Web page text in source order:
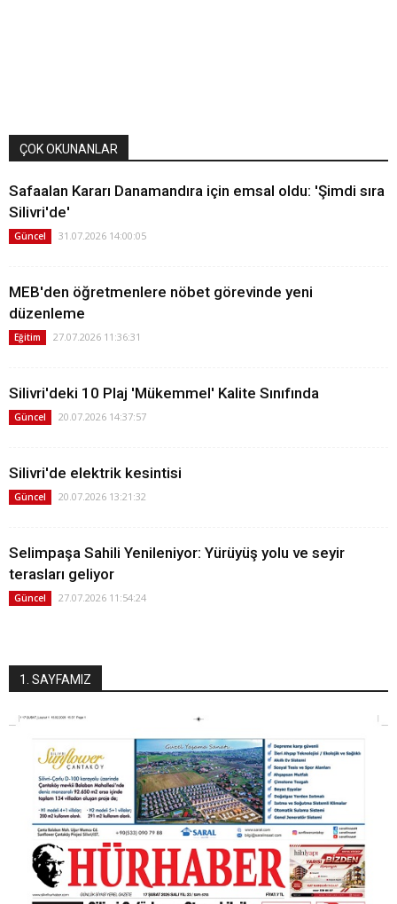
ÇOK OKUNANLAR
Safaalan Kararı Danamandıra için emsal oldu: 'Şimdi sıra
Silivri'de'
Güncel 31.07.2026 14:00:05
MEB'den öğretmenlere nöbet görevinde yeni
düzenleme
Eğitim 27.07.2026 11:36:31
Silivri'deki 10 Plaj 'Mükemmel' Kalite Sınıfında
Güncel 20.07.2026 14:37:57
Silivri'de elektrik kesintisi
Güncel 20.07.2026 13:21:32
Selimpaşa Sahili Yenileniyor: Yürüyüş yolu ve seyir
terasları geliyor
Güncel 27.07.2026 11:54:24
1. SAYFAMIZ